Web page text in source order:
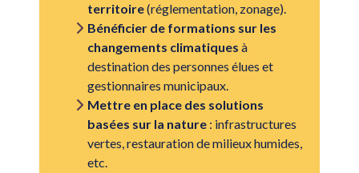
territoire(réglementation, zonage).
Bénéficier de formations sur les
changements climatiques à
destination des personnes élues et
gestionnaires municipaux.
Mettre en place des solutions
basées sur la nature : infrastructures
vertes, restauration de milieux humides,
etc.